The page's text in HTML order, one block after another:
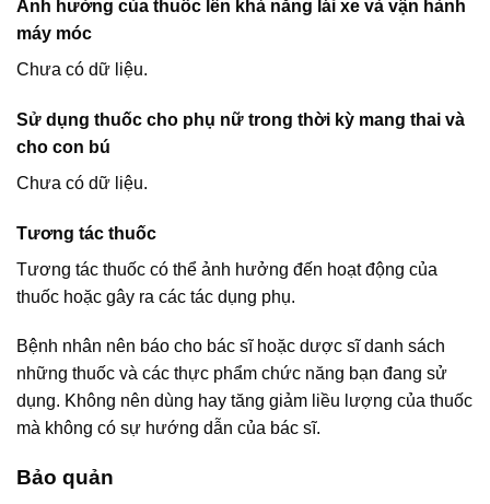
Ảnh hưởng của thuốc lên khả năng lái xe và vận hành
máy móc
Chưa có dữ liệu.
Sử dụng thuốc cho phụ nữ trong thời kỳ mang thai và
cho con bú
Chưa có dữ liệu.
Tương tác thuốc
Tương tác thuốc có thể ảnh hưởng đến hoạt động của
thuốc hoặc gây ra các tác dụng phụ.
Bệnh nhân nên báo cho bác sĩ hoặc dược sĩ danh sách
những thuốc và các thực phẩm chức năng bạn đang sử
dụng. Không nên dùng hay tăng giảm liều lượng của thuốc
mà không có sự hướng dẫn của bác sĩ.
Bảo quản